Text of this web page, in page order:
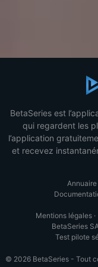
BetaSeries est
qui regardent les
l’application
et recevez
Mentions légales ·
BetaSeries
Test pilote
© 2026 BetaSeries - Tout